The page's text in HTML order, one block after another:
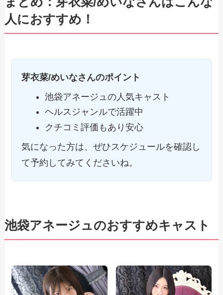
人におすすめ！
芽衣菜/めいなさんのポイント
池袋アネージュの人気キャスト
ヘルスジャンルで活躍中
クチコミ評価もあり安心
気になった方は、ぜひスケジュールを確認し
て予約してみてくださいね。
池袋アネージュのおすすめキャスト